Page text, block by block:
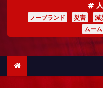
ノーブランド 災害 減
ムー